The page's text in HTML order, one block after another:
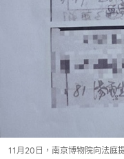
11月20日，南京博物院向法庭